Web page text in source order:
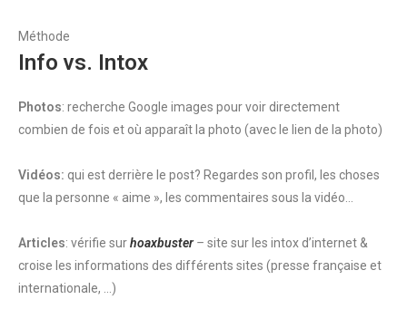
Méthode
Info vs. Intox
Photos: recherche Google images pour voir directement
combien de fois et où apparaît la photo (avec le lien de la photo)
Vidéos: qui est derrière le post? Regardes son profil, les choses
que la personne « aime », les commentaires sous la vidéo…
Articles: vérifie surhoaxbuster– site sur les intox d’internet &
croise les informations des différents sites (presse française et
internationale, …)